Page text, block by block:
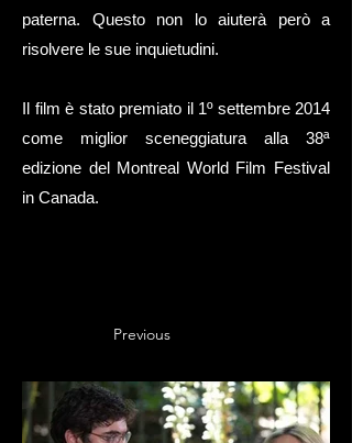
paterna. Questo non lo aiuterà però a
risolvere le sue inquietudini.
Il film è stato premiato il 1º settembre 2014
come miglior sceneggiatura alla 38ª
edizione del Montreal World Film Festival
in Canada.
Previous